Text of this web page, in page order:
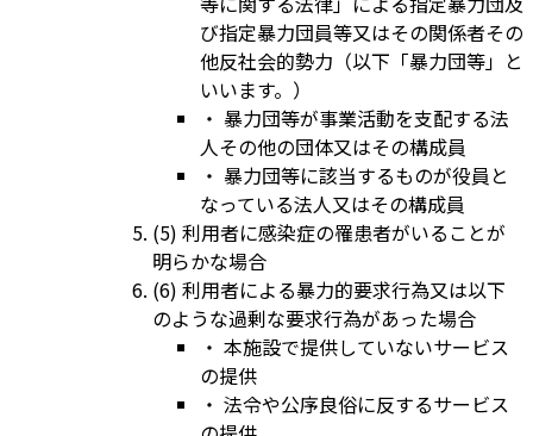
び指定暴力団員等又はその関係者その
他反社会的勢力（以下「暴力団等」と
いいます。）
・ 暴力団等が事業活動を支配する法
人その他の団体又はその構成員
・ 暴力団等に該当するものが役員と
なっている法人又はその構成員
(5) 利用者に感染症の罹患者がいることが
明らかな場合
(6) 利用者による暴力的要求行為又は以下
のような過剰な要求行為があった場合
・ 本施設で提供していないサービス
の提供
・ 法令や公序良俗に反するサービス